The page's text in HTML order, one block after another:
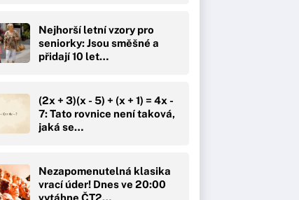
Nejhorší letní vzory pro
seniorky: Jsou směšné a
přidají 10 let…
(2x + 3)(x - 5) + (x + 1) = 4x -
7: Tato rovnice není taková,
jaká se…
Nezapomenutelná klasika
vrací úder! Dnes ve 20:00
vytáhne ČT2…